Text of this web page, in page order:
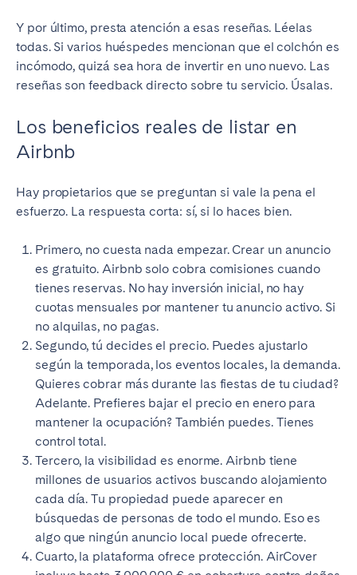
Y por último, presta atención a esas reseñas. Léelas
todas. Si varios huéspedes mencionan que el colchón es
incómodo, quizá sea hora de invertir en uno nuevo. Las
reseñas son feedback directo sobre tu servicio. Úsalas.
Los beneficios reales de listar en
Airbnb
Hay propietarios que se preguntan si vale la pena el
esfuerzo. La respuesta corta: sí, si lo haces bien.
Primero, no cuesta nada empezar. Crear un anuncio
es gratuito. Airbnb solo cobra comisiones cuando
tienes reservas. No hay inversión inicial, no hay
cuotas mensuales por mantener tu anuncio activo. Si
no alquilas, no pagas.
Segundo, tú decides el precio. Puedes ajustarlo
según la temporada, los eventos locales, la demanda.
Quieres cobrar más durante las fiestas de tu ciudad?
Adelante. Prefieres bajar el precio en enero para
mantener la ocupación? También puedes. Tienes
control total.
Tercero, la visibilidad es enorme. Airbnb tiene
millones de usuarios activos buscando alojamiento
cada día. Tu propiedad puede aparecer en
búsquedas de personas de todo el mundo. Eso es
algo que ningún anuncio local puede ofrecerte.
Cuarto, la plataforma ofrece protección.AirCover